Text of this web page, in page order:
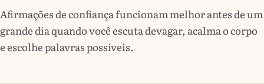
Afirmações de confiança funcionam melhor antes de um
grande dia quando você escuta devagar, acalma o corpo
e escolhe palavras possíveis.